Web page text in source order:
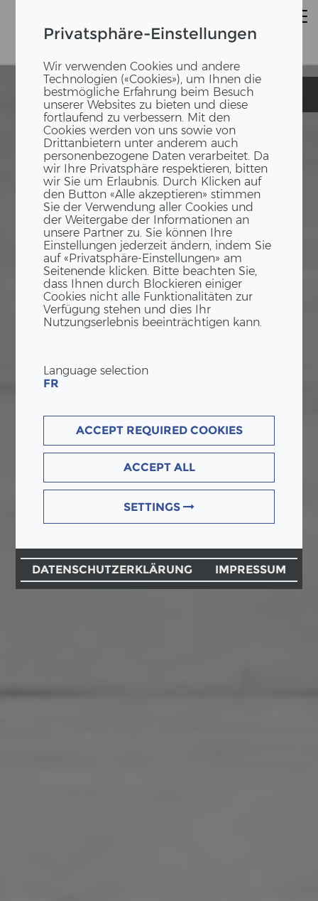
Privatsphäre-Einstellungen
Wir verwenden Cookies und andere
Technologien («Cookies»), um Ihnen die
bestmögliche Erfahrung beim Besuch
unserer Websites zu bieten und diese
fortlaufend zu verbessern. Mit den
Cookies werden von uns sowie von
Drittanbietern unter anderem auch
personenbezogene Daten verarbeitet. Da
wir Ihre Privatsphäre respektieren, bitten
wir Sie um Erlaubnis. Durch Klicken auf
den Button «Alle akzeptieren» stimmen
Sie der Verwendung aller Cookies und
der Weitergabe der Informationen an
unsere Partner zu. Sie können Ihre
Einstellungen jederzeit ändern, indem Sie
auf «Privatsphäre-Einstellungen» am
Seitenende klicken. Bitte beachten Sie,
dass Ihnen durch Blockieren einiger
Cookies nicht alle Funktionalitäten zur
Verfügung stehen und dies Ihr
Nutzungserlebnis beeinträchtigen kann.
Language selection
FR
ACCEPT REQUIRED COOKIES
ACCEPT ALL
SETTINGS
DATENSCHUTZERKLÄRUNG IMPRESSUM
Einfamilienhaus
Einfamilienhaus